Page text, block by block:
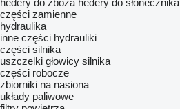
hedery do zboża hedery do słonecznika
części zamienne
hydraulika
inne części hydrauliki
części silnika
uszczelki głowicy silnika
części robocze
zbiorniki na nasiona
układy paliwowe